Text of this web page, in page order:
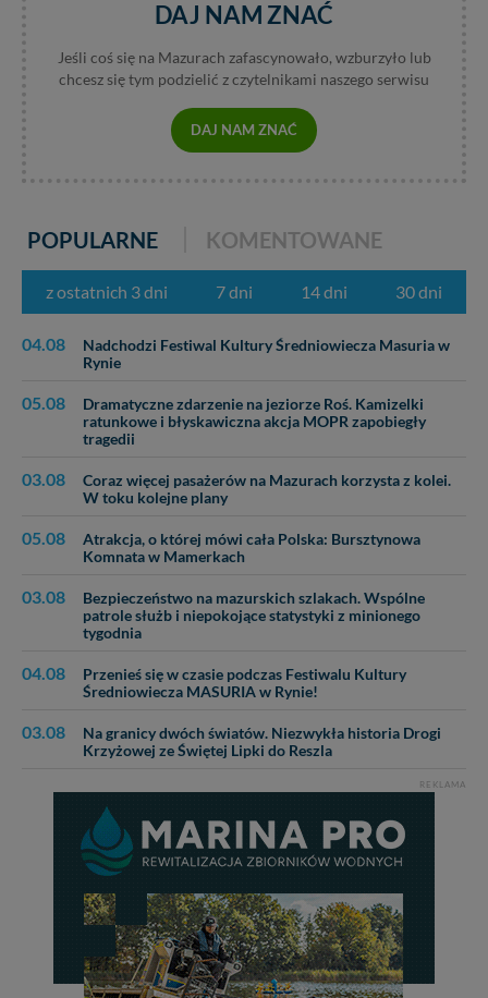
DAJ NAM ZNAĆ
Jeśli coś się na Mazurach zafascynowało, wzburzyło lub
chcesz się tym podzielić z czytelnikami naszego serwisu
DAJ NAM ZNAĆ
POPULARNE KOMENTOWANE
z ostatnich 3 dni 7 dni 14 dni 30 dni
04.08
Nadchodzi Festiwal Kultury Średniowiecza Masuria w
Rynie
05.08
Dramatyczne zdarzenie na jeziorze Roś. Kamizelki
ratunkowe i błyskawiczna akcja MOPR zapobiegły
tragedii
03.08
Coraz więcej pasażerów na Mazurach korzysta z kolei.
W toku kolejne plany
05.08
Atrakcja, o której mówi cała Polska: Bursztynowa
Komnata w Mamerkach
03.08
Bezpieczeństwo na mazurskich szlakach. Wspólne
patrole służb i niepokojące statystyki z minionego
tygodnia
04.08
Przenieś się w czasie podczas Festiwalu Kultury
Średniowiecza MASURIA w Rynie!
03.08
Na granicy dwóch światów. Niezwykła historia Drogi
Krzyżowej ze Świętej Lipki do Reszla
REKLAMA